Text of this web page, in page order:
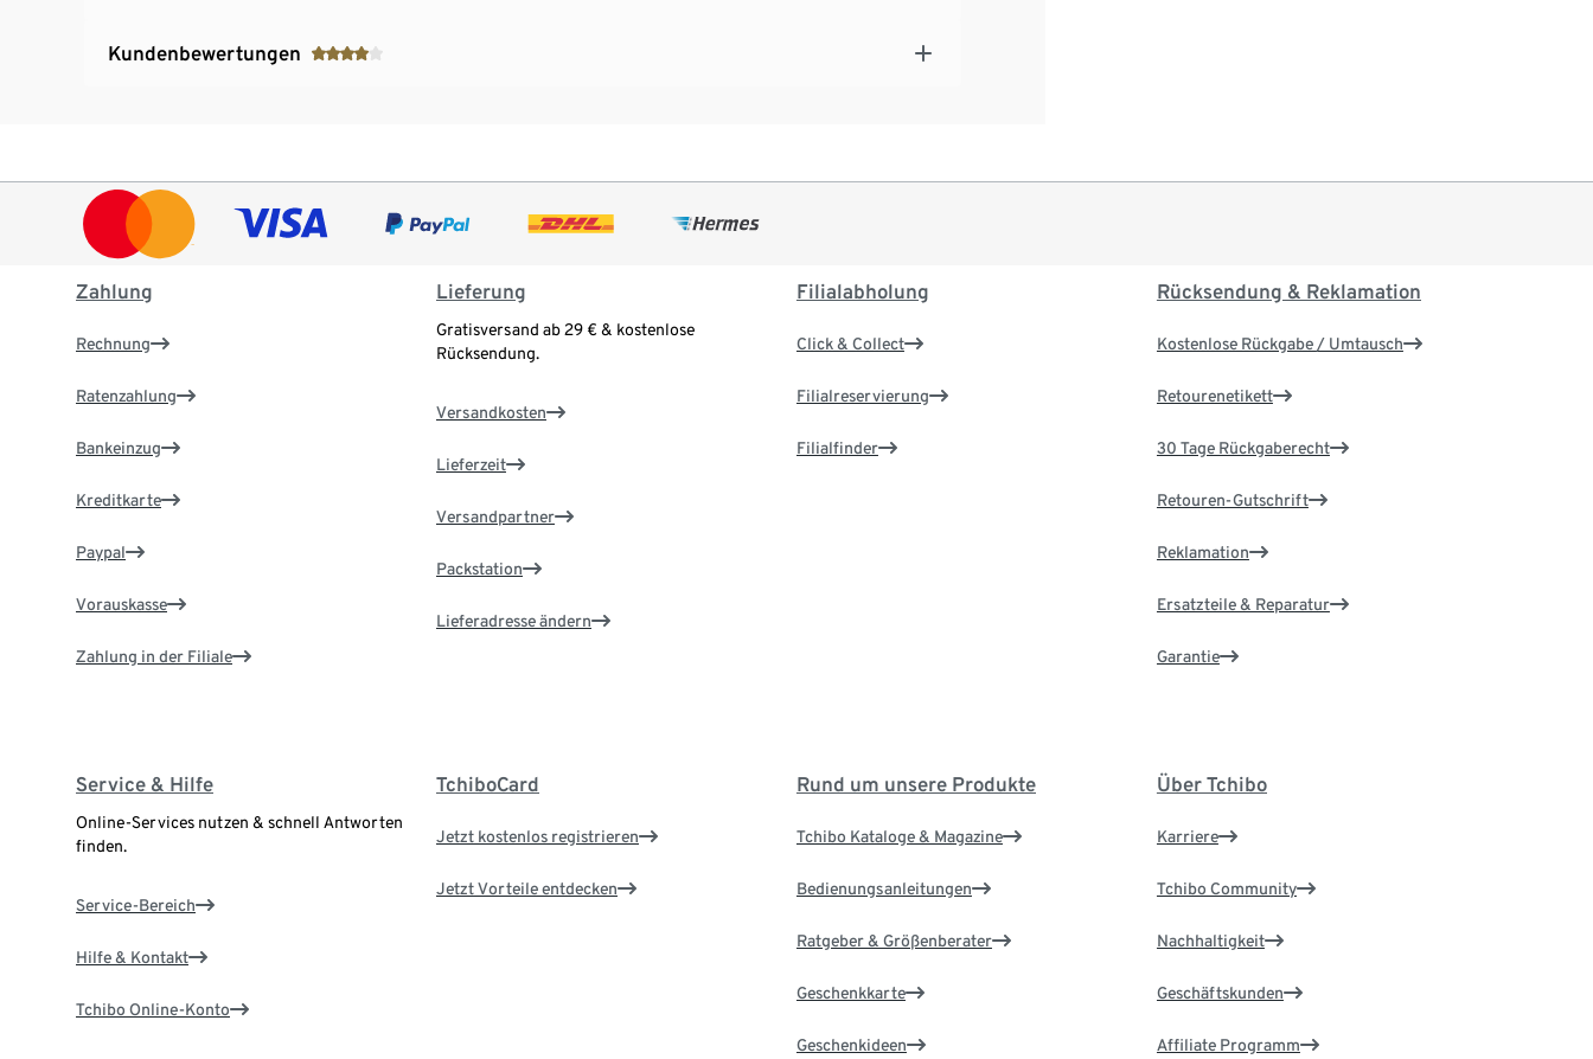
Kundenbewertungen
Zahlung
Rechnung
Ratenzahlung
Bankeinzug
Kreditkarte
Paypal
Vorauskasse
Zahlung in der Filiale
Lieferung
Gratisversand ab 29 € & kostenlose
Rücksendung.
Versandkosten
Lieferzeit
Versandpartner
Packstation
Lieferadresse ändern
Filialabholung
Click & Collect
Filialreservierung
Filialfinder
Rücksendung & Reklamation
Kostenlose Rückgabe / Umtausch
Retourenetikett
30 Tage Rückgaberecht
Retouren-Gutschrift
Reklamation
Ersatzteile & Reparatur
Garantie
Service & Hilfe
Online-Services nutzen & schnell Antworten
finden.
Service-Bereich
Hilfe & Kontakt
Tchibo Online-Konto
TchiboCard
Jetzt kostenlos registrieren
Jetzt Vorteile entdecken
Rund um unsere Produkte
Tchibo Kataloge & Magazine
Bedienungsanleitungen
Ratgeber & Größenberater
Geschenkkarte
Geschenkideen
Über Tchibo
Karriere
Tchibo Community
Nachhaltigkeit
Geschäftskunden
Affiliate Programm